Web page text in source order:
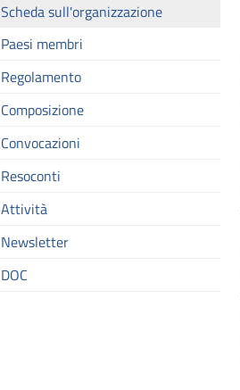
Scheda sull'organizzazione
Paesi membri
Regolamento
Composizione
Convocazioni
Resoconti
Attività
Newsletter
DOC